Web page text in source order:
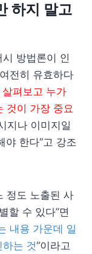
하지 말고
방법론이 인
전히 유효하다
살펴보고 누가
것이 가장 중요
지나 이미지일
야 한다”고 강조
정도 노출된 사
할 수 있다”면
내용 가운데 일
는 것”이라고